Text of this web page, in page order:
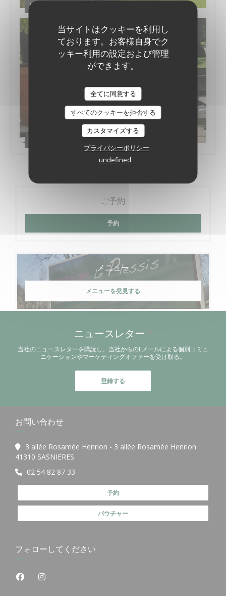
当サイトはクッキーを利用し
ております。お客様自身でク
ッキー利用の設定および管理
ができます。
全てに同意する
すべてのクッキーを拒否する
カスタマイズする
プライバシーポリシー
undefined
Le Jardin
ご予約
予約
メニュー
メニューを発見する
ニュースレター
当社のニュースレターを購読し、当社からのEメールによる個別コミュ
ニケーションやマーケティングオファーを受け取る。
登録する
お問い合わせ
3 allée Rosamée Henrion - 3 allée Rosamée Henrion
41310 SASNIERES
02 54 82 87 33
予約
バウチャー
フォローしてください
Facebook ((新しいウィンドウで開きます))
Instagram ((新しいウィンドウで開きます))